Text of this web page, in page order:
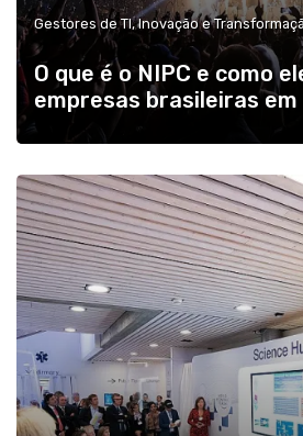
O que é o NIPC e como
empresas brasileiras